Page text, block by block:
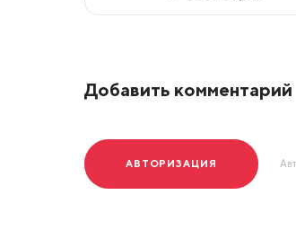
Добавить комментарий
АВТОРИЗАЦИЯ